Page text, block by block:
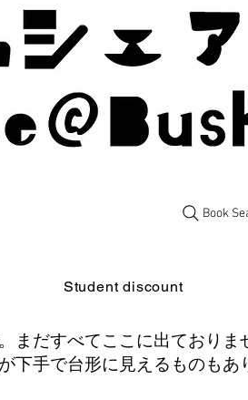
Book
Student discount
まだすべてここに出ておりま
手で台形に見えるものもあ